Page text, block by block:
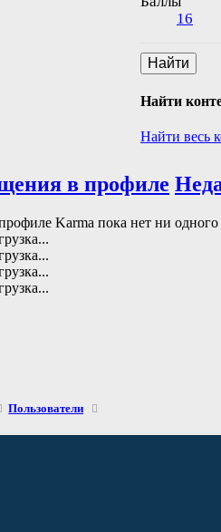
16
Найти
Найти
Найти весь
в профиле
Karma пока нет ни
Пользователи